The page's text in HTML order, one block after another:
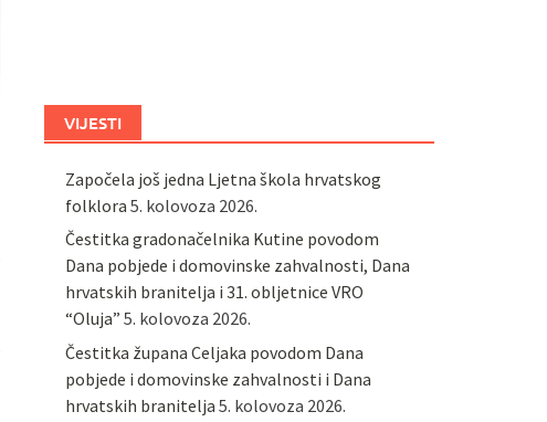
VIJESTI
Započela još jedna Ljetna škola hrvatskog
folklora 5. kolovoza 2026.
Čestitka gradonačelnika Kutine povodom
Dana pobjede i domovinske zahvalnosti, Dana
hrvatskih branitelja i 31. obljetnice VRO
“Oluja” 5. kolovoza 2026.
Čestitka župana Celjaka povodom Dana
pobjede i domovinske zahvalnosti i Dana
hrvatskih branitelja 5. kolovoza 2026.